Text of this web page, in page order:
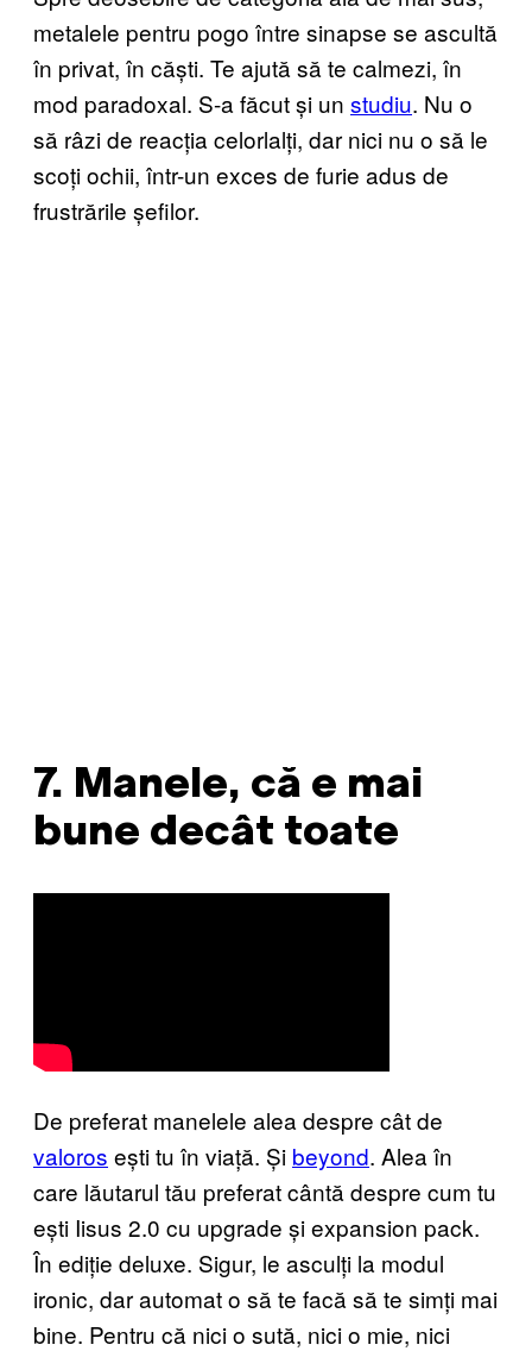
metalele pentru pogo între sinapse se ascultă
în privat, în căști. Te ajută să te calmezi, în
mod paradoxal. S-a făcut și un studiu. Nu o
să râzi de reacția celorlalți, dar nici nu o să le
scoți ochii, într-un exces de furie adus de
frustrările șefilor.
7. Manele, că e mai
bune decât toate
De preferat manelele alea despre cât de
valoros ești tu în viață. Și beyond. Alea în
care lăutarul tău preferat cântă despre cum tu
ești Iisus 2.0 cu upgrade și expansion pack.
În ediție deluxe. Sigur, le asculți la modul
ironic, dar automat o să te facă să te simți mai
bine. Pentru că nici o sută, nici o mie, nici